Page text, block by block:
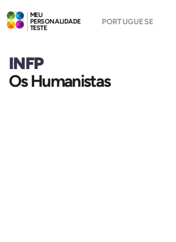
MEU
PERSONALIDADE
TESTE
INFP
Os Humanistas